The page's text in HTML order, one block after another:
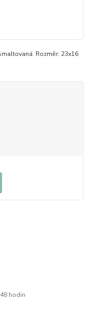
Rozměr: 23x16
hodin